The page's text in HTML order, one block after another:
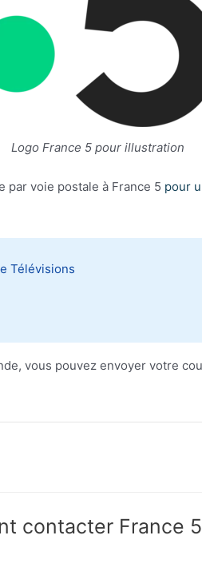
Logo France 5 pour illustration
par voie postale à France 5 pour
Télévisions
vous pouvez envoyer votre
contacter France 5